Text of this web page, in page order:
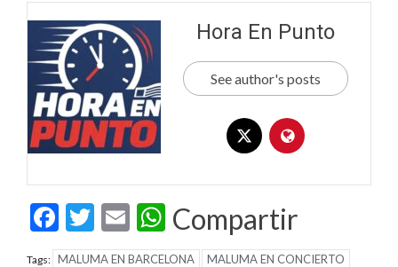
Hora En Punto
See author's posts
Facebook
Twitter
EmailWhatsApp
Compartir
Tags: MALUMA EN BARCELONA MALUMA EN CONCIERTO